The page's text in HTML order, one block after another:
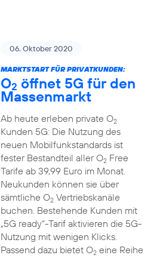
06. Oktober 2020
MARKTSTART FÜR PRIVATKUNDEN:
O2 öffnet 5G für den
Massenmarkt
Ab heute erleben private O2
Kunden 5G: Die Nutzung des
neuen Mobilfunkstandards ist
fester Bestandteil aller O2Free
Tarife ab 39,99 Euro im Monat.
Neukunden können sie über
sämtliche O2Vertriebskanäle
buchen. Bestehende Kunden mit
„5G ready“-Tarif aktivieren die 5G-
Nutzung mit wenigen Klicks.
Passend dazu bietet O2eine Reihe